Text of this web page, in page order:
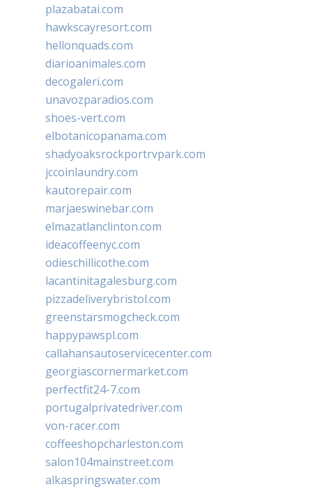
plazabatai.com
hawkscayresort.com
hellonquads.com
diarioanimales.com
decogaleri.com
unavozparadios.com
shoes-vert.com
elbotanicopanama.com
shadyoaksrockportrvpark.com
jccoinlaundry.com
kautorepair.com
marjaeswinebar.com
elmazatlanclinton.com
ideacoffeenyc.com
odieschillicothe.com
lacantinitagalesburg.com
pizzadeliverybristol.com
greenstarsmogcheck.com
happypawspl.com
callahansautoservicecenter.com
georgiascornermarket.com
perfectfit24-7.com
portugalprivatedriver.com
von-racer.com
coffeeshopcharleston.com
salon104mainstreet.com
alkaspringswater.com